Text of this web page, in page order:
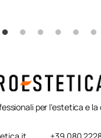
per l'estetica e la